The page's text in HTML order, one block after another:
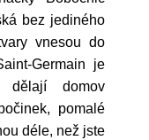
bez jediného
vnesou do
Germain je
dělají domov
pomalé
déle, než jste